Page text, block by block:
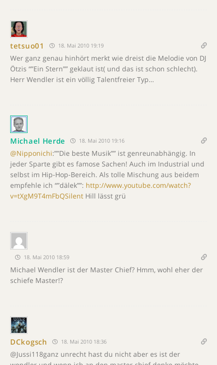
tetsuo01 18. Mai 2010 19:19
Wer ganz genau hinhört merkt wie dreist die Melodie von DJ
Ötzis “”Ein Stern”” geklaut ist( und das ist schon schlecht).
Herr Wendler ist ein völlig Talentfreier Typ…
Michael Herde 18. Mai 2010 19:16
@Nipponichi:””Die beste Musik”” ist genreunabhängig. In
jeder Sparte gibt es famose Sachen! Auch im Industrial und
selbst im Hip-Hop-Bereich. Als tolle Mischung aus beidem
empfehle ich “”dälek””: http://www.youtube.com/watch?
v=tXgM9T4mFbQSilent Hill lässt grü
18. Mai 2010 18:59
Michael Wendler ist der Master Chief? Hmm, wohl eher der
schiefe Master!?
DCkogsch 18. Mai 2010 18:36
@Jussi118ganz unrecht hast du nicht aber es ist der